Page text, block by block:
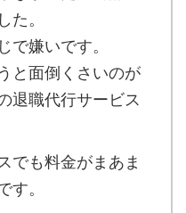
た。
で嫌いです。
と面倒くさいのが
退職代行サービス
でも料金がまあま
す。